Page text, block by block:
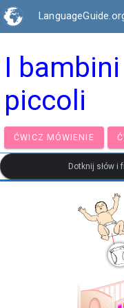
I bambini
piccoli
ĆWICZ MÓWIENIE
Dotknij słów i